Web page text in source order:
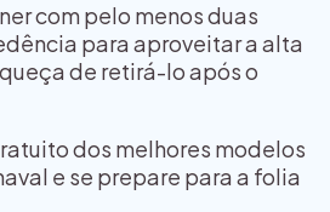
com pelo menos duas
para aproveitar a alta
de retirá-lo após o
dos melhores modelos
e se prepare para a folia